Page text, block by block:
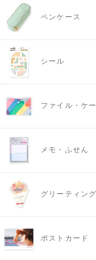
ペンケース
シール
ファイル・ケ
メモ・ふせん
グリーティン
ポストカード